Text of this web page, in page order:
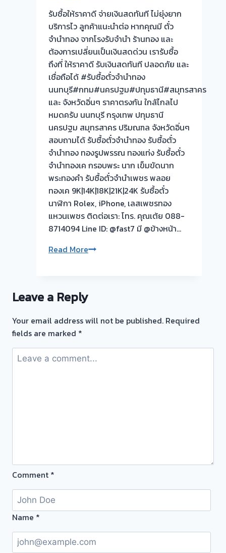
รับซื้อให้ราคาดี จ่ายเงินสดทันที ไม่ยุ่งยาก
บริการไว ลูกค้าแนะนำต่อ หากคุณมี ตั๋ว
จำนำทอง จากโรงรับจำนำ ร้านทอง และ
ต้องการเปลี่ยนเป็นเงินสดด่วน เรารับซื้อ
ถึงที่ ให้ราคาดี รับเงินสดทันที ปลอดภัย และ
เชื่อถือได้ #รับซื้อตั๋วจำนำทอง
นนทบุรี#กทม#นครปฐม#ปทุมธานี#สมุทรสาคร
และ จังหวัดอิ่นๆ ราคาตรงกัน ใกล้ไกลไป
หมดครับ นนทบุรี กรุงเทพ ปทุมธานี
นครปฐม สมุทรสาคร ปริมณฑล จังหวัดอิ่นๆ
สอบถามได้ รับซื้อตั๋วจำนำทอง รับซื้อตั๋ว
จำนำทอง ทองรูปพรรณ ทองแท่ง รับซื้อตั๋ว
จำนำทองเค กรอบพระ นาก เข็มขัดนาก
พระทองคำ รับซื้อตั๋วจำนำเพชร พลอย
ทองเค 9K|14K|18K|21K|24K รับซื้อตั๋ว
นาฬิกา Rolex, iPhone, เลสเพชรทอง
แหวนเพชร ติดต่อเรา: โทร. คุณเต้ย 088-
8714094 Line ID: @fast7 มี @ข้างหน้า…
Read Moreรับ
ทอง
FG965✔️ไถ่ถอน
📌
ไป
📲
ฟรี
งาน
นี้
Leave a Reply
Your email address will not be published. Required
fields are marked *
Comment *
Name *